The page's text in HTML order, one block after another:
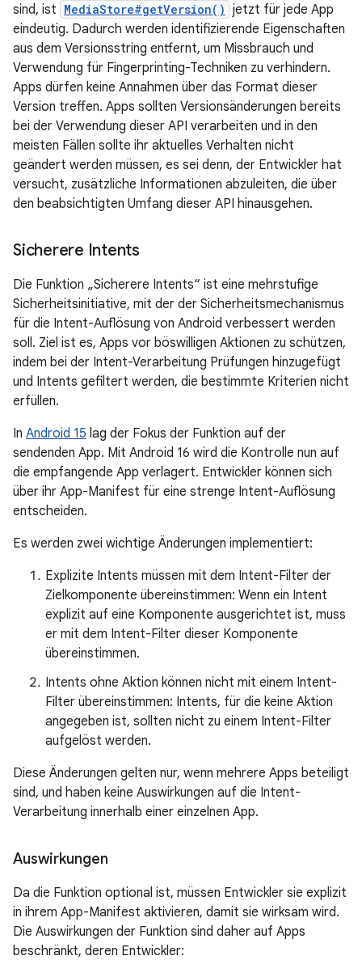
sind, ist MediaStore#getVersion() jetzt für jede App
eindeutig. Dadurch werden identifizierende Eigenschaften
aus dem Versionsstring entfernt, um Missbrauch und
Verwendung für Fingerprinting-Techniken zu verhindern.
Apps dürfen keine Annahmen über das Format dieser
Version treffen. Apps sollten Versionsänderungen bereits
bei der Verwendung dieser API verarbeiten und in den
meisten Fällen sollte ihr aktuelles Verhalten nicht
geändert werden müssen, es sei denn, der Entwickler hat
versucht, zusätzliche Informationen abzuleiten, die über
den beabsichtigten Umfang dieser API hinausgehen.
Sicherere Intents
Die Funktion „Sicherere Intents“ ist eine mehrstufige
Sicherheitsinitiative, mit der der Sicherheitsmechanismus
für die Intent-Auflösung von Android verbessert werden
soll. Ziel ist es, Apps vor böswilligen Aktionen zu schützen,
indem bei der Intent-Verarbeitung Prüfungen hinzugefügt
und Intents gefiltert werden, die bestimmte Kriterien nicht
erfüllen.
In Android 15 lag der Fokus der Funktion auf der
sendenden App. Mit Android 16 wird die Kontrolle nun auf
die empfangende App verlagert. Entwickler können sich
über ihr App-Manifest für eine strenge Intent-Auflösung
entscheiden.
Es werden zwei wichtige Änderungen implementiert:
Explizite Intents müssen mit dem Intent-Filter der
Zielkomponente übereinstimmen: Wenn ein Intent
explizit auf eine Komponente ausgerichtet ist, muss
er mit dem Intent-Filter dieser Komponente
übereinstimmen.
Intents ohne Aktion können nicht mit einem Intent-
Filter übereinstimmen: Intents, für die keine Aktion
angegeben ist, sollten nicht zu einem Intent-Filter
aufgelöst werden.
Diese Änderungen gelten nur, wenn mehrere Apps beteiligt
sind, und haben keine Auswirkungen auf die Intent-
Verarbeitung innerhalb einer einzelnen App.
Auswirkungen
Da die Funktion optional ist, müssen Entwickler sie explizit
in ihrem App-Manifest aktivieren, damit sie wirksam wird.
Die Auswirkungen der Funktion sind daher auf Apps
beschränkt, deren Entwickler: